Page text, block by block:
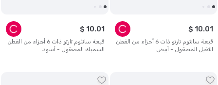
قبعة سانثوم تارتو ذات 6 أجزاء من القطن
الثقيل المصقول - أبيض
$ 10.01
قبعة سانثوم تارتو ذات 6 أجزاء من القطن
السميك المصقول - أسود
$ 10.01